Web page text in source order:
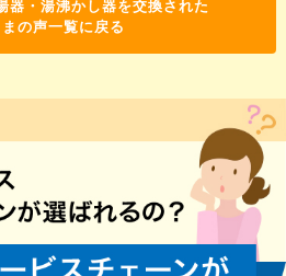
器・湯沸かし器を交換された
の声一覧に戻る